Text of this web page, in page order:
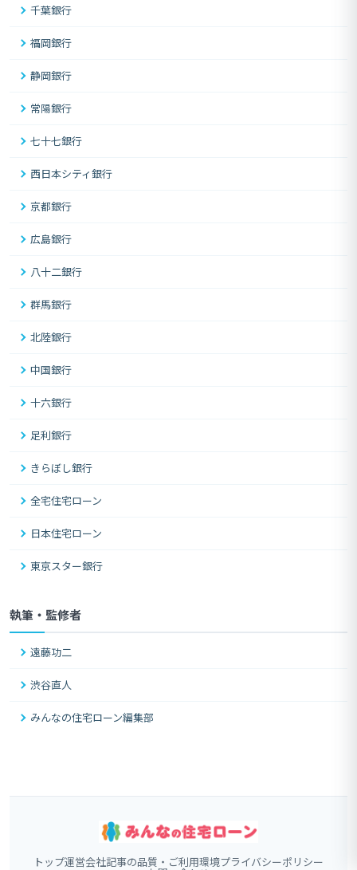
千葉銀行
福岡銀行
静岡銀行
常陽銀行
七十七銀行
西日本シティ銀行
京都銀行
広島銀行
八十二銀行
群馬銀行
北陸銀行
中国銀行
十六銀行
足利銀行
きらぼし銀行
全宅住宅ローン
日本住宅ローン
東京スター銀行
執筆・監修者
遠藤功二
渋谷直人
みんなの住宅ローン編集部
トップ運営会社記事の品質・ご利用環境プライバシーポリシー